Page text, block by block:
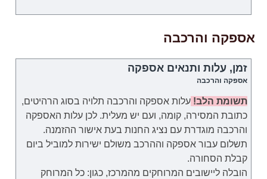
אספקה והרכבה
זמן, עלות ותנאים אספקה
אספקה והרכבה
תשומת הלב! עלות אספקה והרכבה תלויה בסוג הרהיטים,
כתובת המסירה, קומה, ועם יש מעלית. לכן עלות האספקה
והרכבה מוגדרת עם נציג החנות בעת אישור ההזמנה.
תשלום עבור אספקה וההרכב משולם ישירות למוביל ביום
קבלת הסחורה.
הובלה ליישובים המרוחקים מהמרכז, כגון: כל המרוחק